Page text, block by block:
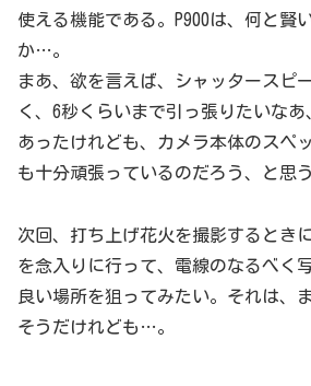
使える機能である。P900は、何と賢
か…。
まあ、欲を言えば、シャッタースピ
く、6秒くらいまで引っ張りたいな
あったけれども、カメラ本体のスペ
も十分頑張っているのだろう、と思う
次回、打ち上げ花火を撮影するとき
を念入りに行って、電線のなるべく
良い場所を狙ってみたい。それは、
そうだけれども…。